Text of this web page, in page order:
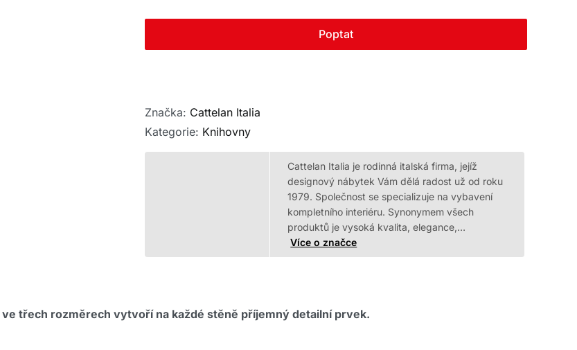
Poptat
Značka: Cattelan Italia
Kategorie: Knihovny
Cattelan Italia je rodinná italská firma, jejíž
designový nábytek Vám dělá radost už od roku
1979. Společnost se specializuje na vybavení
kompletního interiéru. Synonymem všech
produktů je vysoká kvalita, elegance,…
Více o značce
třech rozměrech vytvoří na každé stěně příjemný detailní prvek.